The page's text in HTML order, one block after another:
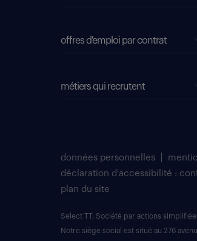
offres d'emploi par contrat
métiers qui recrutent
données personnelles
déclaration d'accessibilité :
plan du site
Select TT, Société par actions
Notre siège social est situé au 276